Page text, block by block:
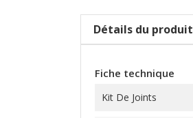
Détails du produit
Fiche technique
Kit De Joints